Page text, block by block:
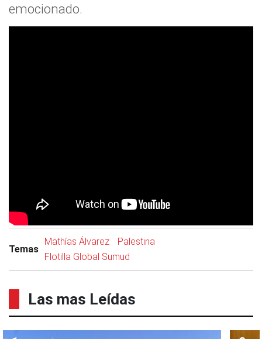
emocionado.
Temas
Mathías Álvarez
Palestina
Flotilla Global Sumud
Las mas Leídas